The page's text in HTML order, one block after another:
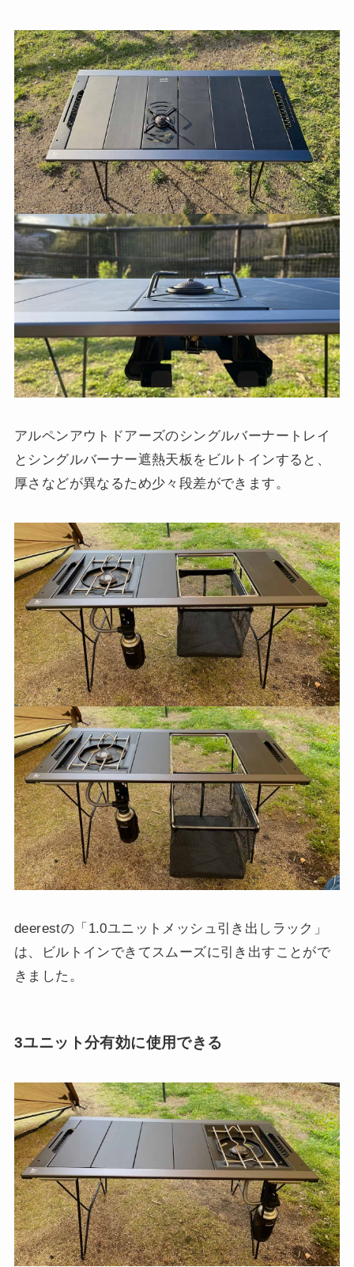
アルペンアウトドアーズのシングルバーナートレイ
とシングルバーナー遮熱天板をビルトインすると、
厚さなどが異なるため少々段差ができます。
deerestの「1.0ユニットメッシュ引き出しラック」
は、ビルトインできてスムーズに引き出すことがで
きました。
3ユニット分有効に使用できる